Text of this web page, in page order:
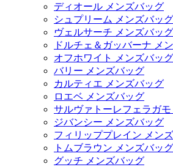
ディオール メンズバッグ
シュプリーム メンズバッグ
ヴェルサーチ メンズバッグ
ドルチェ＆ガッバーナ メ
オフホワイト メンズバッグ
バリー メンズバッグ
カルティエ メンズバッグ
ロエベ メンズバッグ
サルヴァトーレフェラガ
ジバンシー メンズバッグ
フィリッププレイン メン
トムブラウン メンズバッグ
グッチ メンズバッグ